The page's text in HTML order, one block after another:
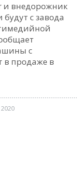
и внедорожник
с завода
с
в продаже в